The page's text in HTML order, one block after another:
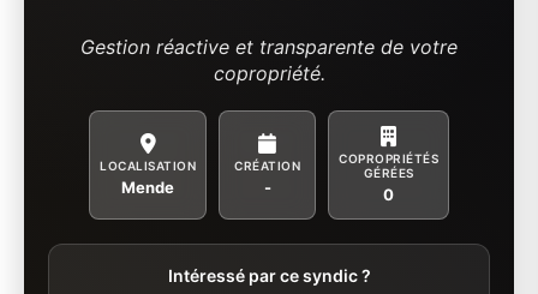
Gestion réactive et transparente de votre
copropriété.
LOCALISATION
Mende
CRÉATION
-
COPROPRIÉTÉS
GÉRÉES
0
Intéressé par ce syndic ?